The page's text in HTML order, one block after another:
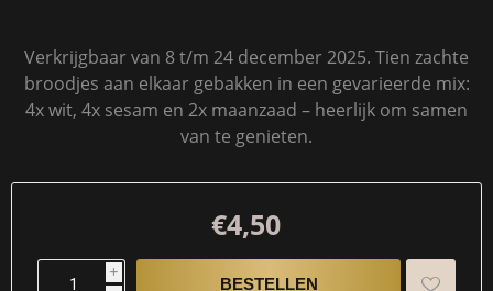
Verkrijgbaar van 8 t/m 24 december 2025. Tien zachte
broodjes aan elkaar gebakken in een gevarieerde mix:
4x wit, 4x sesam en 2x maanzaad – heerlijk om samen
van te genieten.
€4,50
i